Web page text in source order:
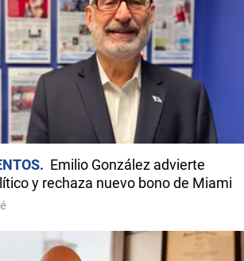
Emilio González advierte
y rechaza nuevo bono de Miami